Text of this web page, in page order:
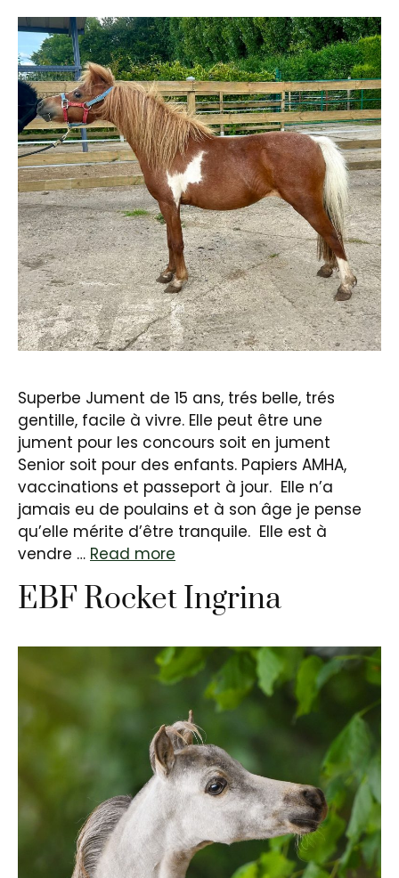
Superbe Jument de 15 ans, trés belle, trés
gentille, facile à vivre. Elle peut être une
jument pour les concours soit en jument
Senior soit pour des enfants. Papiers AMHA,
vaccinations et passeport à jour. Elle n’a
jamais eu de poulains et à son âge je pense
qu’elle mérite d’être tranquile. Elle est à
vendre … Read more
EBF Rocket Ingrina